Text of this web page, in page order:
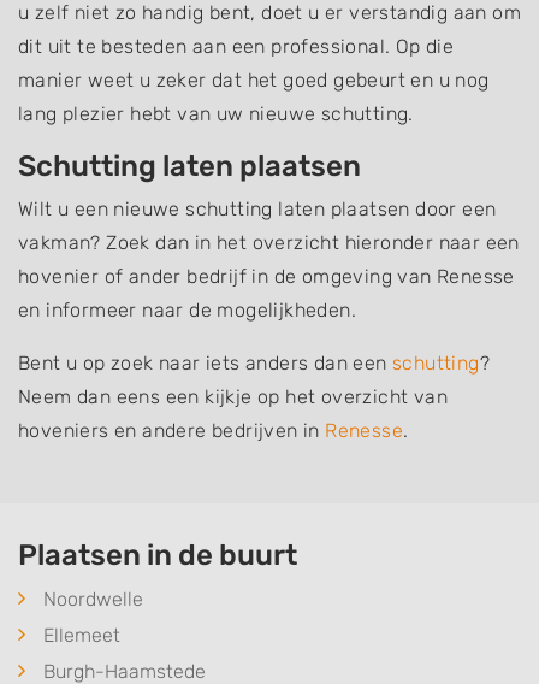
u zelf niet zo handig bent, doet u er verstandig aan om
dit uit te besteden aan een professional. Op die
manier weet u zeker dat het goed gebeurt en u nog
lang plezier hebt van uw nieuwe schutting.
Schutting laten plaatsen
Wilt u een nieuwe schutting laten plaatsen door een
vakman? Zoek dan in het overzicht hieronder naar een
hovenier of ander bedrijf in de omgeving van Renesse
en informeer naar de mogelijkheden.
Bent u op zoek naar iets anders dan een schutting?
Neem dan eens een kijkje op het overzicht van
hoveniers en andere bedrijven in Renesse.
Plaatsen in de buurt
Noordwelle
Ellemeet
Burgh-Haamstede